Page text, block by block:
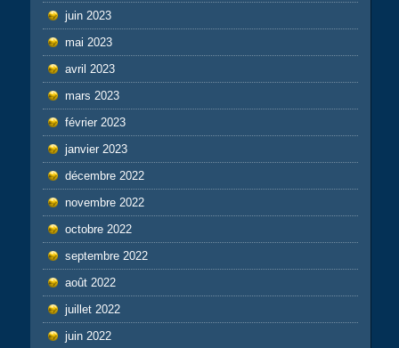
juin 2023
mai 2023
avril 2023
mars 2023
février 2023
janvier 2023
décembre 2022
novembre 2022
octobre 2022
septembre 2022
août 2022
juillet 2022
juin 2022